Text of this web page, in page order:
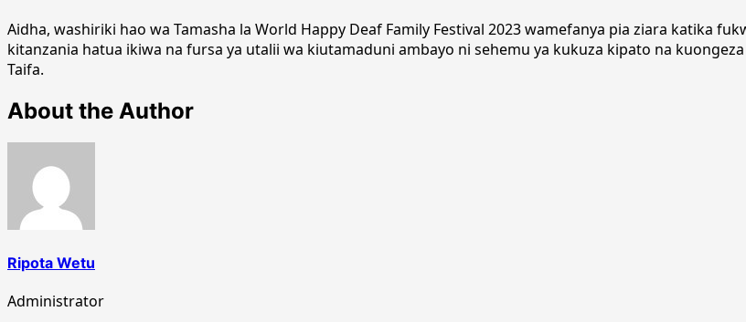
Aidha, washiriki hao wa Tamasha la World Happy Deaf Family Festival 2023 wamefanya pia ziara katika
kitanzania hatua ikiwa na fursa ya utalii wa kiutamaduni ambayo ni sehemu ya kukuza kipato na
Taifa.
About the Author
Ripota Wetu
Administrator